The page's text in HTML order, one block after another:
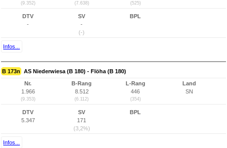
(9.352) (7.638) (525)
DTV
-
SV
-
(-)
BPL
Infos...
B 173n AS Niederwiesa (B 180) - Flöha (B 180)
Nr.
1.966
(9.353)
B-Rang
8.512
(6.112)
L-Rang
446
(354)
Land
SN
DTV
5.347
SV
171
(3,2%)
BPL
Infos...